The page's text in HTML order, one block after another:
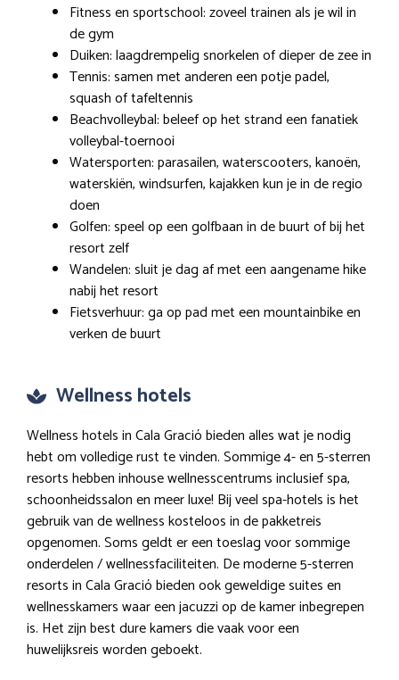
Fitness en sportschool: zoveel trainen als je wil in
de gym
Duiken: laagdrempelig snorkelen of dieper de zee in
Tennis: samen met anderen een potje padel,
squash of tafeltennis
Beachvolleybal: beleef op het strand een fanatiek
volleybal-toernooi
Watersporten: parasailen, waterscooters, kanoën,
waterskiën, windsurfen, kajakken kun je in de regio
doen
Golfen: speel op een golfbaan in de buurt of bij het
resort zelf
Wandelen: sluit je dag af met een aangename hike
nabij het resort
Fietsverhuur: ga op pad met een mountainbike en
verken de buurt
Wellness hotels
Wellness hotels in Cala Gració bieden alles wat je nodig
hebt om volledige rust te vinden. Sommige 4- en 5-sterren
resorts hebben inhouse wellnesscentrums inclusief spa,
schoonheidssalon en meer luxe! Bij veel spa-hotels is het
gebruik van de wellness kosteloos in de pakketreis
opgenomen. Soms geldt er een toeslag voor sommige
onderdelen / wellnessfaciliteiten. De moderne 5-sterren
resorts in Cala Gració bieden ook geweldige suites en
wellnesskamers waar een jacuzzi op de kamer inbegrepen
is. Het zijn best dure kamers die vaak voor een
huwelijksreis worden geboekt.